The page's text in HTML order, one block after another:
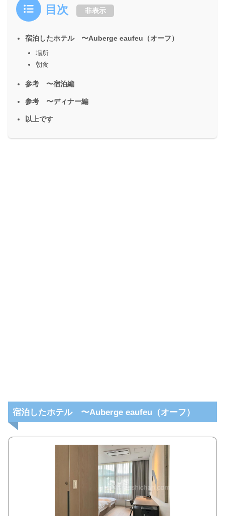
目次 非表示
宿泊したホテル 〜Auberge eaufeu（オーフ）
場所
朝食
参考 〜宿泊編
参考 〜ディナー編
以上です
宿泊したホテル 〜Auberge eaufeu（オーフ）